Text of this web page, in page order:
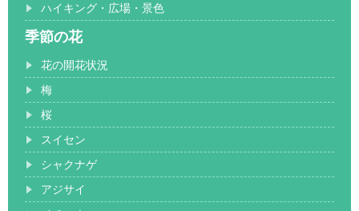
ハイキング・広場・景色
季節の花
花の開花状況
梅
桜
スイセン
シャクナゲ
アジサイ